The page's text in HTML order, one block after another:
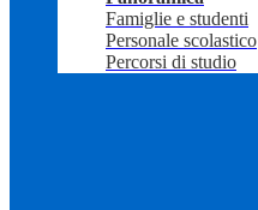
Famiglie e studenti
Personale scolastico
Percorsi di studio